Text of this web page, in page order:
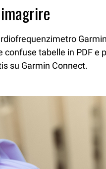
tabelle in PDF
su Garmin Connect.